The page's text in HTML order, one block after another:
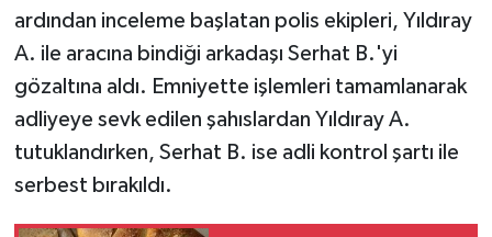
ardından inceleme başlatan polis ekipleri, Yıldıray
A. ile aracına bindiği arkadaşı Serhat B.'yi
gözaltına aldı. Emniyette işlemleri tamamlanarak
adliyeye sevk edilen şahıslardan Yıldıray A.
tutuklandırken, Serhat B. ise adli kontrol şartı ile
serbest bırakıldı.